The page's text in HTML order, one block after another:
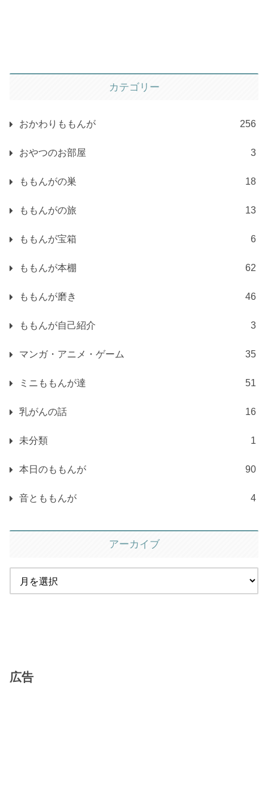
カテゴリー
おかわりももんが 256
おやつのお部屋 3
ももんがの巣 18
ももんがの旅 13
ももんが宝箱 6
ももんが本棚 62
ももんが磨き 46
ももんが自己紹介 3
マンガ・アニメ・ゲーム 35
ミニももんが達 51
乳がんの話 16
未分類 1
本日のももんが 90
音とももんが 4
アーカイブ
広告